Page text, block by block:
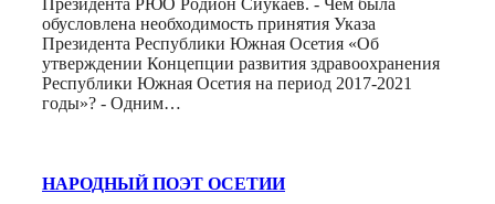
обусловлена необходимость принятия Указа
Президента Республики Южная Осетия «Об
утверждении Концепции развития здравоохранения
Республики Южная Осетия на период 2017-2021
годы»? - Одним…
НАРОДНЫЙ ПОЭТ ОСЕТИИ